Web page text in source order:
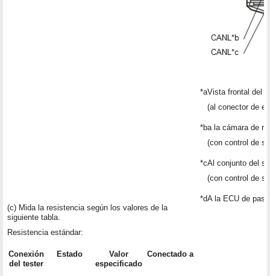
(c) Mida la resistencia según los valores de la
siguiente tabla.
Resistencia estándar:
Conexión
del tester
Estado
Valor
especificado
Conectado a
*aVista frontal del
(al conector de
*ba la cámara de
(con control de
*cAl conjunto del
(con control de
*dA la ECU de